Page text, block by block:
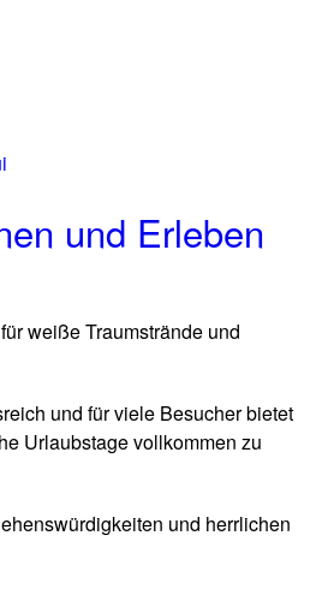
und Erleben
weiße Traumstrände und
und für viele Besucher bietet
Urlaubstage vollkommen zu
und herrlichen